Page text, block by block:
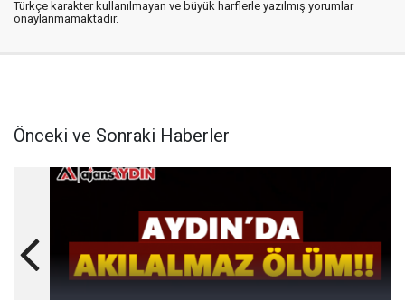
Türkçe karakter kullanılmayan ve büyük harflerle yazılmış yorumlar
onaylanmamaktadır.
Önceki ve Sonraki Haberler